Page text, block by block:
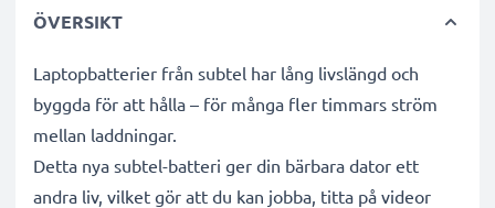
ÖVERSIKT
Laptopbatterier från subtel har lång livslängd och
byggda för att hålla – för många fler timmars ström
mellan laddningar.
Detta nya subtel-batteri ger din bärbara dator ett
andra liv, vilket gör att du kan jobba, titta på videor